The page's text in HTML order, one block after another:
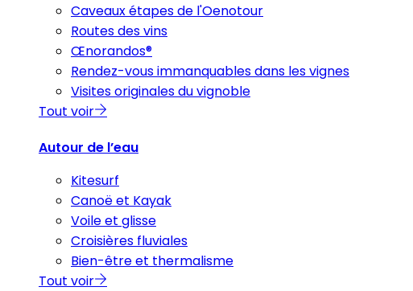
Caveaux étapes de l'Oenotour
Routes des vins
Œnorandos®
Rendez-vous immanquables dans les vignes
Visites originales du vignoble
Tout voir
Autour de l’eau
Kitesurf
Canoë et Kayak
Voile et glisse
Croisières fluviales
Bien-être et thermalisme
Tout voir